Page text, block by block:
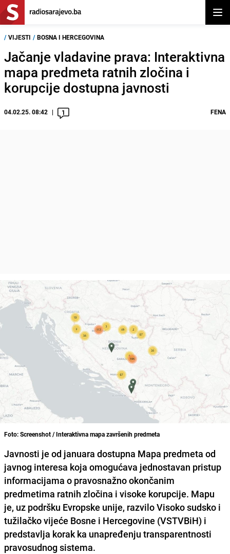
/ VIJESTI / BOSNA I HERCEGOVINA
Jačanje vladavine prava: Interaktivna
mapa predmeta ratnih zločina i
korupcije dostupna javnosti
04.02.25. 08:42 1 FENA
Foto: Screenshot / Interaktivna mapa završenih predmeta
Javnosti je od januara dostupna Mapa predmeta od
javnog interesa koja omogućava jednostavan pristup
informacijama o pravosnažno okončanim
predmetima ratnih zločina i visoke korupcije. Mapu
je, uz podršku Evropske unije, razvilo Visoko sudsko i
tužilačko vijeće Bosne i Hercegovine (VSTVBiH) i
predstavlja korak ka unapređenju transparentnosti
pravosudnog sistema.